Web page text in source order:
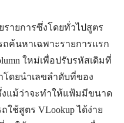
ายการซึ่งโดยทั่วไปสูตร
ถค้นหาเฉพาะรายการแรก
ใหม่เพื่อปรับรหัสเดิมที่
ดยนำเลขลำดับที่ของ
งแม้ว่าจะทำให้แฟ้มมีขนาด
ช้สูตร VLookup ได้ง่าย